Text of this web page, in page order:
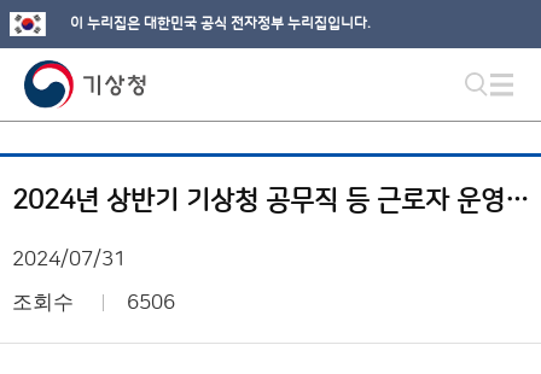
이 누리집은 대한민국 공식 전자정부 누리집입니다.
2024년 상반기 기상청 공무직 등 근로자 운영 현황
2024/07/31
조회수 6506